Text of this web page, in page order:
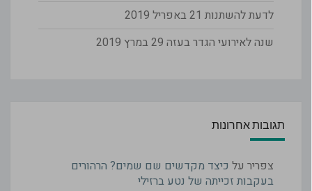
לדעת להשתנות 21 באפריל 2019
שנה לאירועי הגדר בעזה 29 במרץ 2019
תגובות אחרונות
צפרירעל כיצד מקדשים שם שמים? הרהורים
בעקבות זכייתה של נטע ברזילי